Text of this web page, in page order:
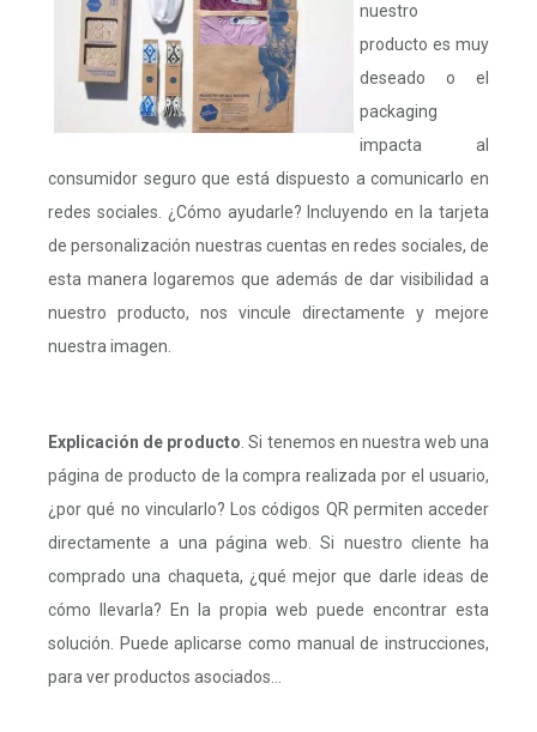
nuestro
producto es muy
deseado o el
packaging
impacta al
consumidor seguro que está dispuesto a comunicarlo en
redes sociales. ¿Cómo ayudarle? Incluyendo en la tarjeta
de personalización nuestras cuentas en redes sociales, de
esta manera logaremos que además de dar visibilidad a
nuestro producto, nos vincule directamente y mejore
nuestra imagen.
Explicación de producto . Si tenemos en nuestra web una
página de producto de la compra realizada por el usuario,
¿por qué no vincularlo? Los códigos QR permiten acceder
directamente a una página web. Si nuestro cliente ha
comprado una chaqueta, ¿qué mejor que darle ideas de
cómo llevarla? En la propia web puede encontrar esta
solución. Puede aplicarse como manual de instrucciones,
para ver productos asociados...